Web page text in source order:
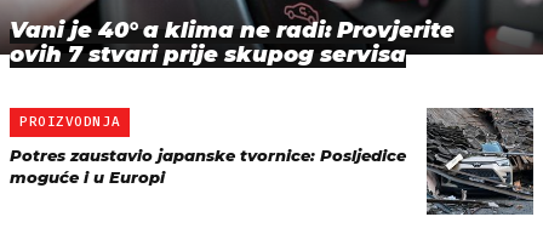
Vani je 40° a klima ne radi: Provjerite
ovih 7 stvari prije skupog servisa
PROIZVODNJA
Potres zaustavio japanske tvornice: Posljedice
moguće i u Europi